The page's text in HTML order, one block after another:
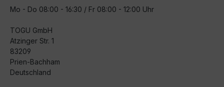
Mo - Do 08:00 - 16:30 / Fr 08:00 - 12:00 Uhr
TOGU GmbH
Atzinger Str. 1
83209
Prien-Bachham
Deutschland